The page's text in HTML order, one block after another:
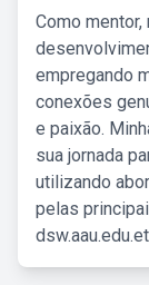
Como
empregando
conexões
e paixão.
sua jornada
utilizando
pelas